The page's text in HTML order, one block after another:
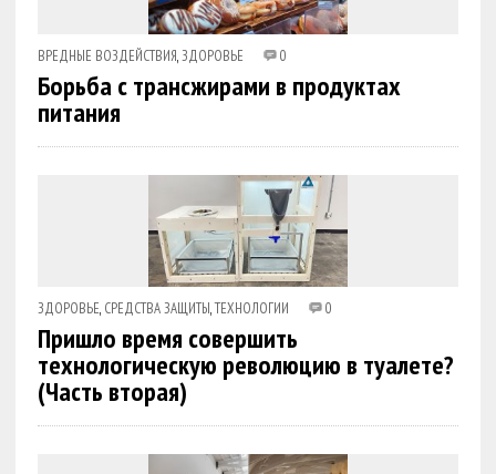
ВРЕДНЫЕ ВОЗДЕЙСТВИЯ,ЗДОРОВЬЕ 0
Борьба с трансжирами в продуктах
питания
ЗДОРОВЬЕ, СРЕДСТВА ЗАЩИТЫ,ТЕХНОЛОГИИ 0
Пришло время совершить
технологическую революцию в туалете?
(Часть вторая)